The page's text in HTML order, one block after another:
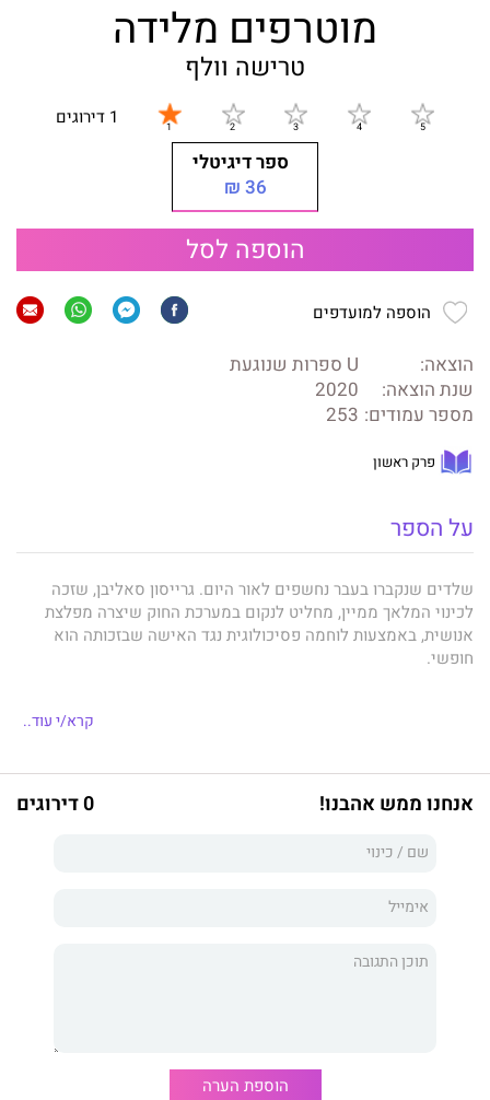
מוטרפים מלידה
טרישה וולף
1 דירוגים
ספר דיגיטלי
36 ₪
הוספה לסל
הוספה למועדפים
הוצאה:
U ספרות שנוגעת
שנת הוצאה:
2020
מספר עמודים: 253
פרק ראשון
על הספר
שלדים שנקברו בעבר נחשפים לאור היום. גרייסון סאליבן, שזכה
לכינוי המלאך ממיין, מחליט לנקום במערכת החוק שיצרה מפלצת
אנושית, באמצעות לוחמה פסיכולוגית נגד האישה שבזכותה הוא
חופשי.
ד"ר לונדון נובל, שנברה עמוק בנשמתו ובמוחו של הרוצח שבו
ומנסה להפיל אותו. היא מחפשת תשובות בזמן אמת ואחדותם שוב
עומדת בפני סכנה.
אהבתם והישארותם יחד תלויה בכך שיצליחו ללכוד את הרוצח
כשיצירה מעוותת תלויה בשניים, מי היוזם ומי מאציל סמכויות?
קרא/י עוד..
אנחנו ממש אהבנו! 0 דירוגים
הוספת הערה